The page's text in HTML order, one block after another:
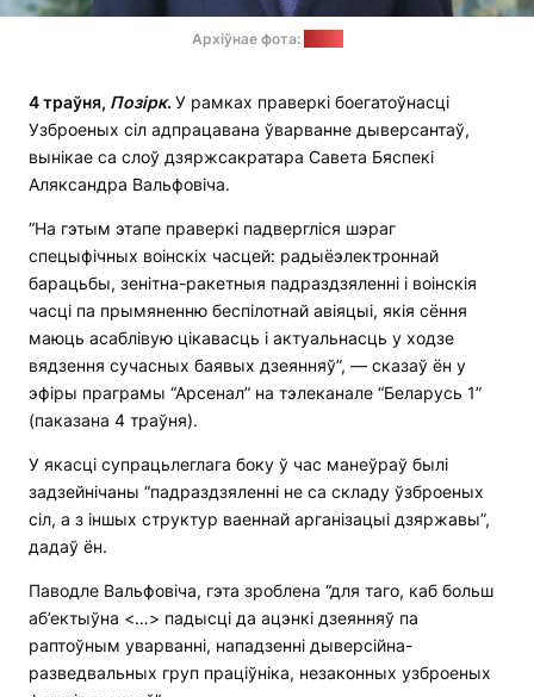
Архіўнае фота:
4 траўня, Позірк. У рамках праверкі боегатоўнасці
Узброеных сіл адпрацавана ўварванне дыверсантаў,
вынікае са слоў дзяржсакратара Савета Бяспекі
Аляксандра Вальфовіча.
“На гэтым этапе праверкі падвергліся шэраг
спецыфічных воінскіх часцей: радыёэлектроннай
барацьбы, зенітна-ракетныя падраздзяленні і воінскія
часці па прымяненню беспілотнай авіяцыі, якія сёння
маюць асаблівую цікавасць і актуальнасць у ходзе
вядзення сучасных баявых дзеянняў”, — сказаў ён у
эфіры праграмы “Арсенал” на тэлеканале “Беларусь 1”
(паказана 4 траўня).
У якасці супрацьлеглага боку ў час манеўраў былі
задзейнічаны “падраздзяленні не са складу ўзброеных
сіл, а з іншых структур ваеннай арганізацыі дзяржавы”,
дадаў ён.
Паводле Вальфовіча, гэта зроблена “для таго, каб больш
аб’ектыўна <…> падысці да ацэнкі дзеянняў па
раптоўным уварванні, нападзенні дыверсійна-
разведвальных груп праціўніка, незаконных узброеных